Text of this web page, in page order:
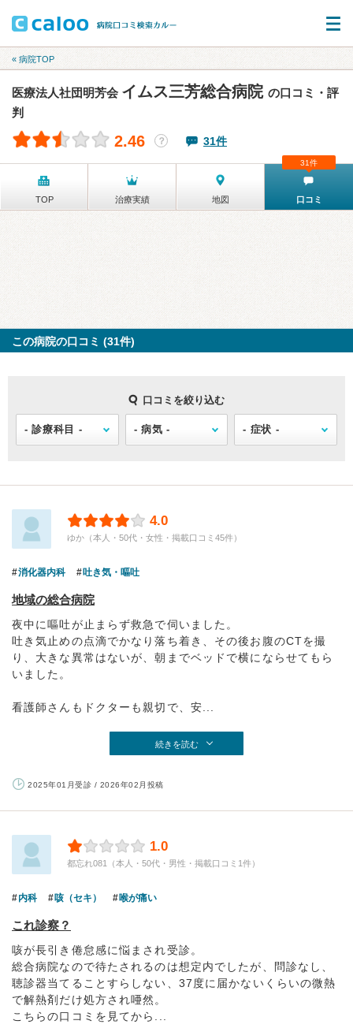
« 病院TOP
医療法人社団明芳会 イムス三芳総合病院 の口コミ・評
判
2.46 ？ 31件
TOP 治療実績 地図 口コミ
31件
この病院の口コミ (31件)
口コミを絞り込む
4.0
ゆか（本人・50代・女性・掲載口コミ45件）
消化器内科 吐き気・嘔吐
地域の総合病院
夜中に嘔吐が止まらず救急で伺いました。
吐き気止めの点滴でかなり落ち着き、その後お腹のCTを撮
り、大きな異常はないが、朝までベッドで横にならせてもら
いました。
看護師さんもドクターも親切で、安...
続きを読む
2025年01月受診 / 2026年02月投稿
1.0
都忘れ081（本人・50代・男性・掲載口コミ1件）
内科 咳（セキ） 喉が痛い
これ診察？
咳が長引き倦怠感に悩まされ受診。
総合病院なので待たされるのは想定内でしたが、問診なし、
聴診器当てることすらしない、37度に届かないくらいの微熱
で解熱剤だけ処方され唖然。
こちらの口コミを見てから...